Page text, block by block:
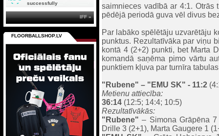
saimnieces vadībā ar 4:1. Otrās
pēdējā periodā guva vēl divus
Par labāko spēlētāju uzvarētāju
punktus. Rezultatīvāka par viņu
kontā 4 (2+2) punkti, bet Marta
komandā saņēma pimo vārtu
punktiem kļuva par turnīra
"Rubene" – "EMU SK" - 11:2
Metienu attiecība:
36:14 (12:5; 14:4; 10:5)
Rezultatīvākās:
"Rubene" – Simona Grāpēna
Drille 3 (2+1), Marta Gaugere 1
successfully
IFF »
FLOORBALLSHOP.LV